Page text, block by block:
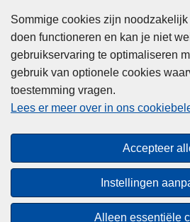
Sommige cookies zijn
doen functioneren en kan je niet
gebruikservaring te optimaliseren
gebruik van optionele cookies
toestemming vragen.
Lees er meer over in ons
Accepteer
Instellingen
Alleen essentiële
Privacy
Cookies
© 2026